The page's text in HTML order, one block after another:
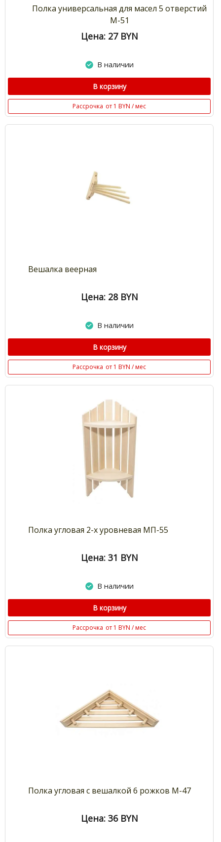
Полка универсальная для масел 5 отверстий
М-51
Цена: 27 BYN
В наличии
В корзину
Рассрочка от 1 BYN / мес
Вешалка веерная
Цена: 28 BYN
В наличии
В корзину
Рассрочка от 1 BYN / мес
Полка угловая 2-х уровневая МП-55
Цена: 31 BYN
В наличии
В корзину
Рассрочка от 1 BYN / мес
Полка угловая с вешалкой 6 рожков М-47
Цена: 36 BYN